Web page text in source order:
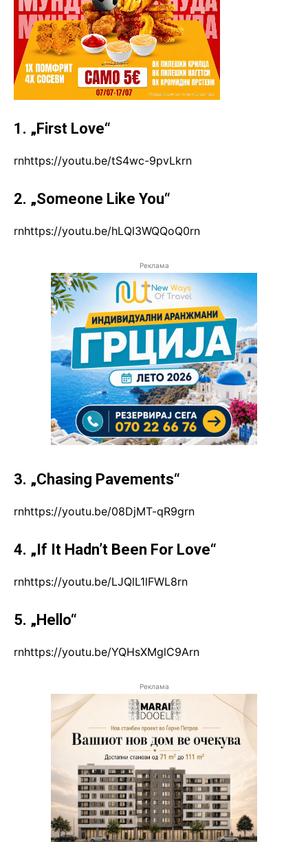
1. „First Love“
rnhttps://youtu.be/tS4wc-9pvLkrn
2. „Someone Like You“
rnhttps://youtu.be/hLQl3WQQoQ0rn
Реклама
3. „Chasing Pavements“
rnhttps://youtu.be/08DjMT-qR9grn
4. „If It Hadn’t Been For Love“
rnhttps://youtu.be/LJQlL1lFWL8rn
5. „Hello“
rnhttps://youtu.be/YQHsXMglC9Arn
Реклама